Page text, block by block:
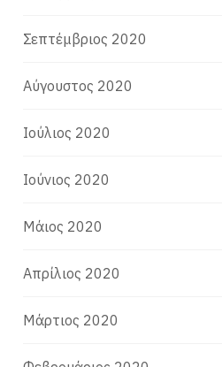
Σεπτέμβριος 2020
Αύγουστος 2020
Ιούλιος 2020
Ιούνιος 2020
Μάιος 2020
Απρίλιος 2020
Μάρτιος 2020